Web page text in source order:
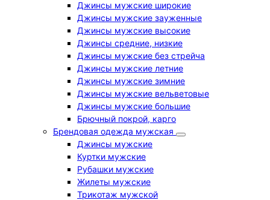
Джинсы мужские широкие
Джинсы мужские зауженные
Джинсы мужские высокие
Джинсы средние, низкие
Джинсы мужские без стрейча
Джинсы мужские летние
Джинсы мужские зимние
Джинсы мужские вельветовые
Джинсы мужские большие
Брючный покрой, карго
Брендовая одежда мужская
Джинсы мужские
Куртки мужские
Рубашки мужские
Жилеты мужские
Трикотаж мужской